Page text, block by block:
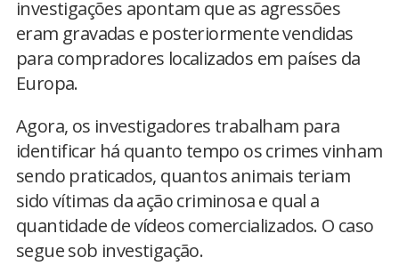
investigações apontam que as agressões
eram gravadas e posteriormente vendidas
para compradores localizados em países da
Europa.
Agora, os investigadores trabalham para
identificar há quanto tempo os crimes vinham
sendo praticados, quantos animais teriam
sido vítimas da ação criminosa e qual a
quantidade de vídeos comercializados. O caso
segue sob investigação.